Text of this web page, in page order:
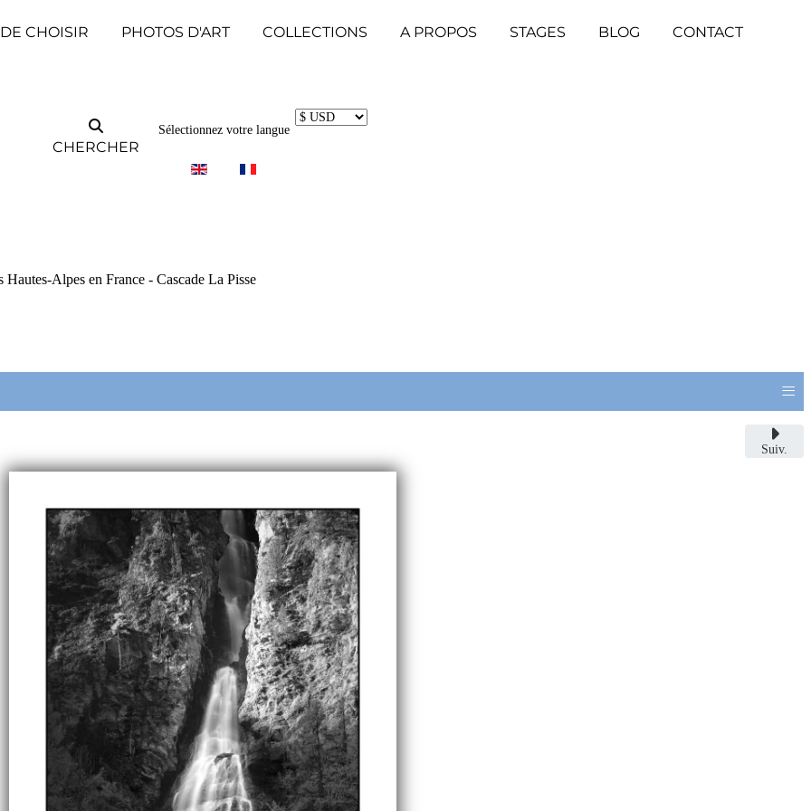
CHOISIR PHOTOS D'ART COLLECTIONS A PROPOS STAGES BLOG CONTACT
CHERCHER
Sélectionnez votre langue
Alpes en France - Cascade La Pisse
≡
Suiv.